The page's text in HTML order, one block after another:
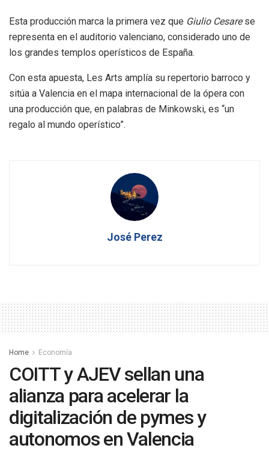
Esta producción marca la primera vez que Giulio Cesarese
representa en el auditorio valenciano, considerado uno de
los grandes templos operísticos de España.
Con esta apuesta, Les Arts amplía su repertorio barroco y
sitúa a Valencia en el mapa internacional de la ópera con
una producción que, en palabras de Minkowski, es “un
regalo al mundo operístico”.
José Perez
Home Economía
COITT y AJEV sellan una
alianza para acelerar la
digitalización de pymes y
autonomos en Valencia